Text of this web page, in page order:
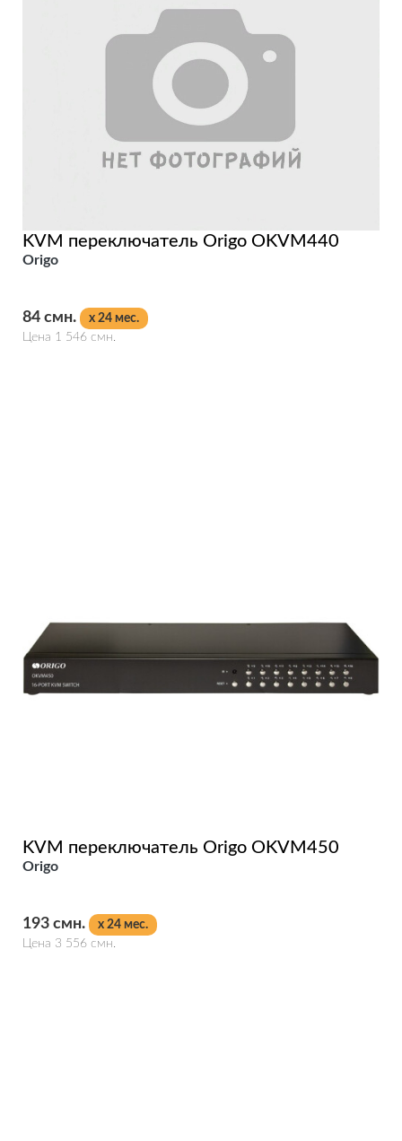
KVM переключатель Origo OKVM440
Origo
84 смн.
x 24 мес.
Цена 1 546 смн.
KVM переключатель Origo OKVM450
Origo
193 смн.
x 24 мес.
Цена 3 556 смн.